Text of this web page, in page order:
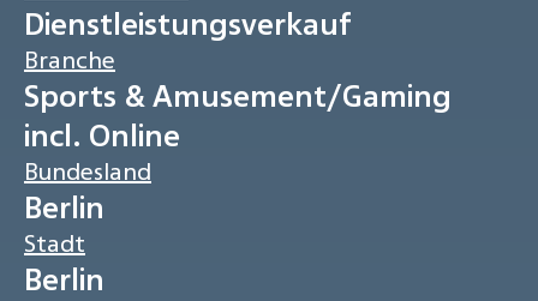
Dienstleistungsverkauf
Branche
Sports & Amusement/Gaming
incl. Online
Bundesland
Berlin
Stadt
Berlin